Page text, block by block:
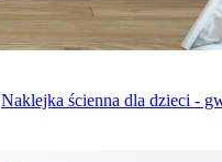
Naklejka ścienna dla dzieci -